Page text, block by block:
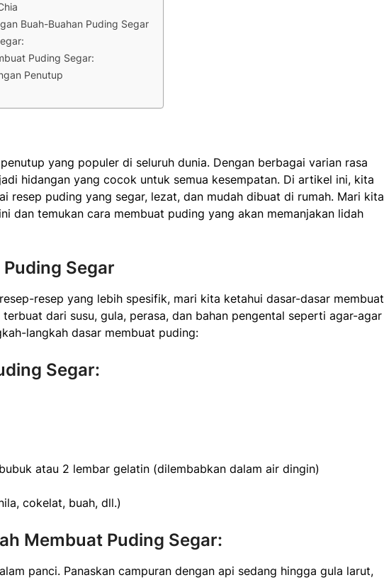
Buah-Buahan Puding Segar
Puding Segar:
Penutup
yang populer di seluruh dunia. Dengan berbagai varian rasa
hidangan yang cocok untuk semua kesempatan. Di artikel ini, kita
resep puding yang segar, lezat, dan mudah dibuat di rumah. Mari kita
dan temukan cara membuat puding yang akan memanjakan lidah
Segar
resep yang lebih spesifik, mari kita ketahui dasar-dasar membuat
dari susu, gula, perasa, dan bahan pengental seperti agar-agar
langkah dasar membuat puding:
Segar:
atau 2 lembar gelatin (dilembabkan dalam air dingin)
cokelat, buah, dll.)
Membuat Puding Segar:
panci. Panaskan campuran dengan api sedang hingga gula larut,